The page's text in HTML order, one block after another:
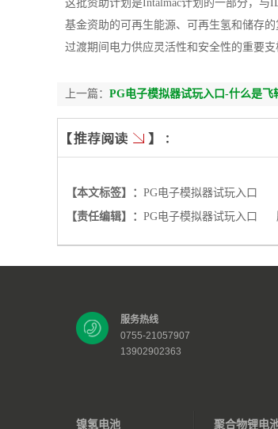
这批资助计划是Intalmac计划的一部分，
基金资助的可再生能源、可再生氢和储存
过渡期间电力供应灵活性和安全性的重要支
上一篇： PG电子模拟器试玩入口-什么是
【本文标签】： PG电子模拟器试玩入口
【责任编辑】： PG电子模拟器试玩入口
服务热线
0755-21057907
13902902363
镍氢电池 聚合物锂电